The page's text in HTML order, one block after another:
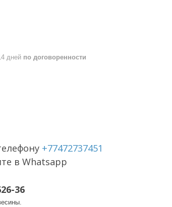
дней по договоренности
+77472737451
в Whatsapp
36